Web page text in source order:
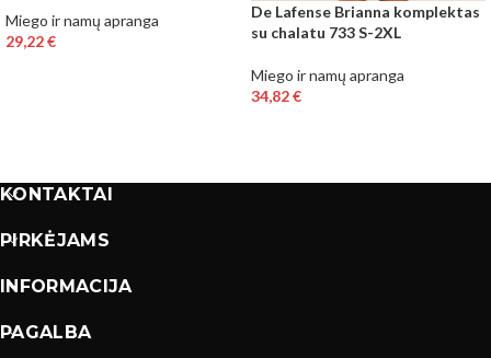
Miego ir namų apranga
29,22€
De Lafense Brianna komplektas
su chalatu 733 S-2XL
Miego ir namų apranga
34,82€
KONTAKTAI
PIRKĖJAMS
INFORMACIJA
PAGALBA